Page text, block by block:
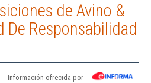
de Avino &
De Responsabilidad
Información ofrecida por